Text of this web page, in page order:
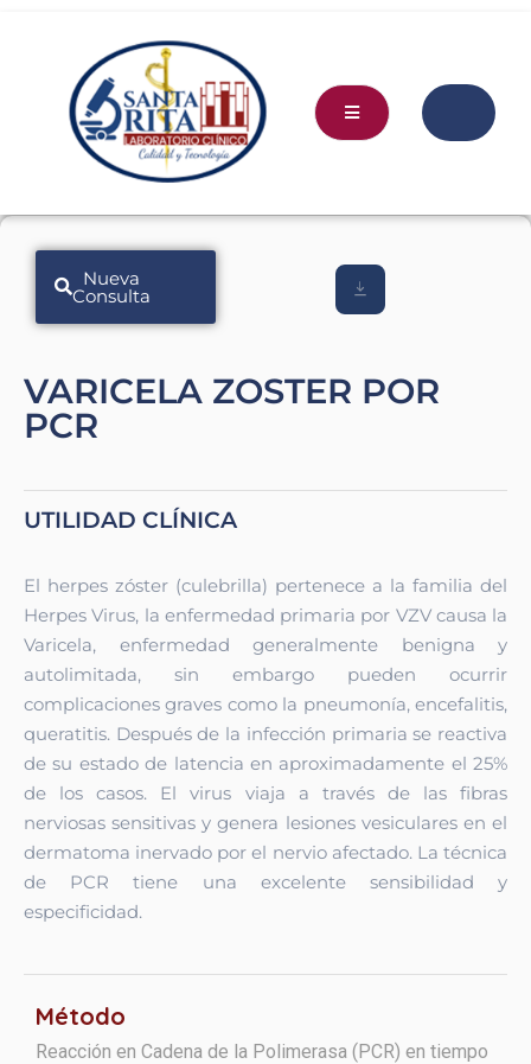
Nueva
Consulta
VARICELA ZOSTER POR
PCR
UTILIDAD CLÍNICA
El herpes zóster (culebrilla) pertenece a la familia del
Herpes Virus, la enfermedad primaria por VZV causa la
Varicela, enfermedad generalmente benigna y
autolimitada, sin embargo pueden ocurrir
complicaciones graves como la pneumonía, encefalitis,
queratitis. Después de la infección primaria se reactiva
de su estado de latencia en aproximadamente el 25%
de los casos. El virus viaja a través de las fibras
nerviosas sensitivas y genera lesiones vesiculares en el
dermatoma inervado por el nervio afectado. La técnica
de PCR tiene una excelente sensibilidad y
especificidad.
Método
Reacción en Cadena de la Polimerasa (PCR) en tiempo